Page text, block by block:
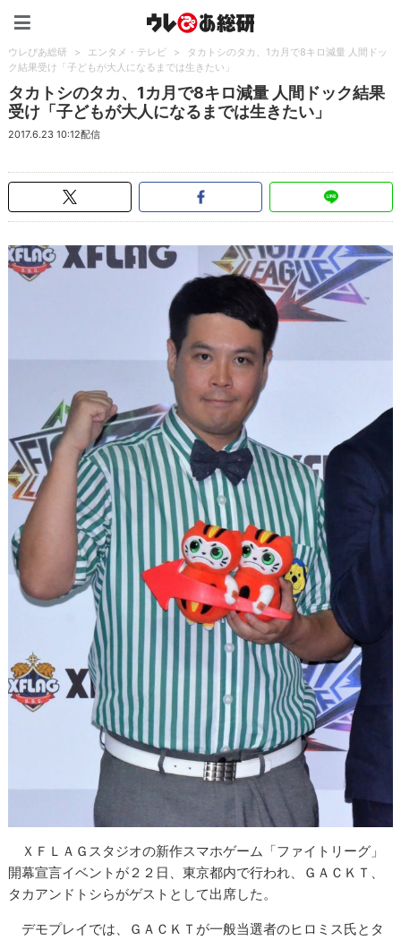
ウレぴあ総研 > エンタメ・テレビ >
タカトシのタカ、1カ月で8キロ減量 人間ドッ
ク結果受け「子どもが大人になるまでは生きたい」
タカトシのタカ、1カ月で8キロ減量 人間ドック結果
受け「子どもが大人になるまでは生きたい」
2017.6.23 10:12配信
ＸＦＬＡＧスタジオの新作スマホゲーム「ファイトリーグ」
開幕宣言イベントが２２日、東京都内で行われ、ＧＡＣＫＴ、
タカアンドトシらがゲストとして出席した。
デモプレイでは、ＧＡＣＫＴが一般当選者のヒロミス氏とタ